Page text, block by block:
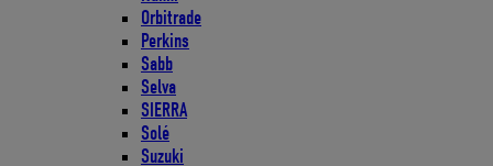
Orbitrade
Perkins
Sabb
Selva
SIERRA
Solé
Suzuki